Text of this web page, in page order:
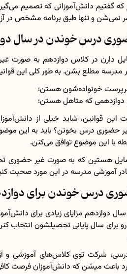
که گفتیم دانش‌آموزانی که تصمیم
نمی‌شن و تنها طبق برنامه مشخص در
درس خوندن در سال
دارن در کلاس دوازدهم به صورت
مطلع بشن. به طور کلی این
خونواده‌شون هستن؛
که متاهل هستن؛
این قوانین، شاید خیلی از
حضوری درس بخونن؟ باید به این
با این موضوع توافق می‌کنن.
مایل هستین که به صورت غیر حضوری
کادر آموزشی مدرسه در این مورد صحبت
درس خوندن برای
دوازدهم مزایای زیادی برای
برای سال پایانی تحصیلشون انتخاب
شرکت توی کلاس‌های آموزشی و
باعث میشن که دانش‌آموزان فرصت